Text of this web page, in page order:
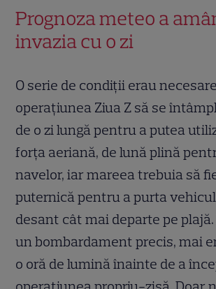
Prognoza meteo a
invazia cu o zi
O serie de condiții erau
operațiunea Ziua Z să se
de o zi lungă pentru a putea
forța aeriană, de lună plină
navelor, iar mareea trebuia să
puternică pentru a purta
desant cât mai departe pe
un bombardament precis, mai
o oră de lumină înainte de a